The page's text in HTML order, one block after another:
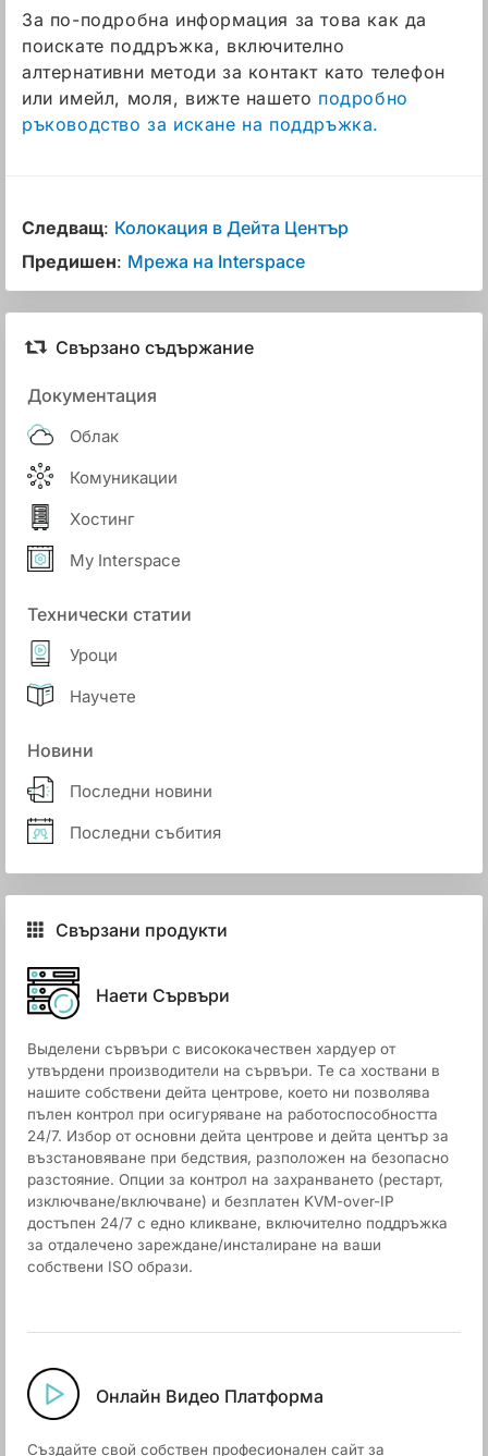
За по-подробна информация за това как да
поискате поддръжка, включително
алтернативни методи за контакт като телефон
или имейл, моля, вижте нашето подробно
ръководство за искане на поддръжка.
Следващ: Колокация в Дейта Център
Предишен: Мрежа на Interspace
Свързано съдържание
Документация
Облак
Комуникации
Хостинг
My Interspace
Технически статии
Уроци
Научете
Новини
Последни новини
Последни събития
Свързани продукти
Наети Сървъри
Выделени сървъри с висококачествен хардуер от
утвърдени производители на сървъри. Те са хоствани в
нашите собствени дейта центрове, което ни позволява
пълен контрол при осигуряване на работоспособността
24/7. Избор от основни дейта центрове и дейта център за
възстановяване при бедствия, разположен на безопасно
разстояние. Опции за контрол на захранването (рестарт,
изключване/включване) и безплатен KVM-over-IP
достъпен 24/7 с едно кликване, включително поддръжка
за отдалечено зареждане/инсталиране на ваши
собствени ISO образи.
Онлайн Видео Платформа
Създайте свой собствен професионален сайт за